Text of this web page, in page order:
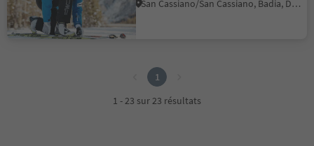
San Cassiano/San Cassiano, Badia, Dolomites Region Alta Badia
1
1 - 23 sur 23 résultats